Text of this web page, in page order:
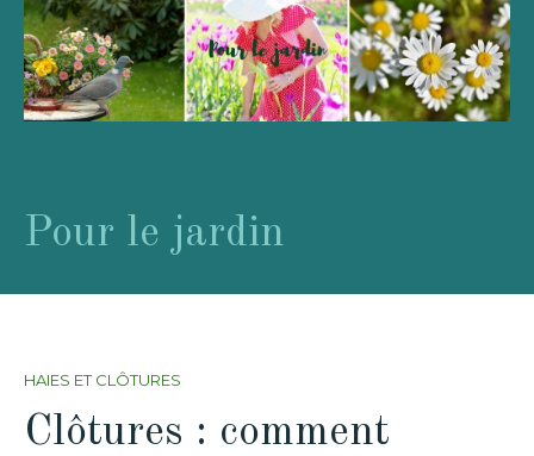
Pour le jardin
HAIES ET CLÔTURES
Clôtures : comment